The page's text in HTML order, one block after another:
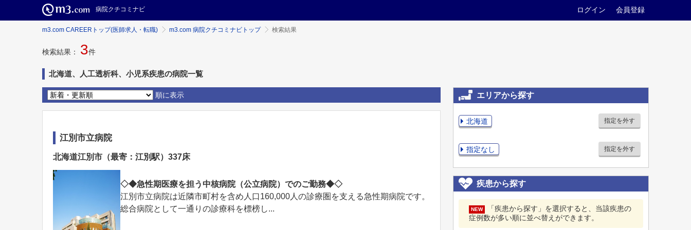
病院クチコミナビ ログイン 会員登録
m3.com CAREERトップ(医師求人・転職) m3.com 病院クチコミナビトップ 検索結果
検索結果： 3件
北海道、人工透析科、小児系疾患の病院一覧
順に表示
江別市立病院
北海道江別市（最寄：江別駅）337床
◇◆急性期医療を担う中核病院（公立病院）でのご勤務◆◇
江別市立病院は近隣市町村を含め人口160,000人の診療圏を支える急性期病院です。
総合病院として一通りの診療科を標榜し...
エリアから探す
北海道 指定を外す
指定なし 指定を外す
疾患から探す
NEW
「疾患から探す」を選択すると、当該疾患の
症例数が多い順に並べ替えができます。